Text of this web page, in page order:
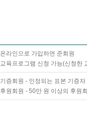
온라인으로 가입하면 준회원
교육프로그램 신청 가능(신청한
기증회원 - 인정되는 표본 기증자
후원회원 - 50만 원 이상의 후원